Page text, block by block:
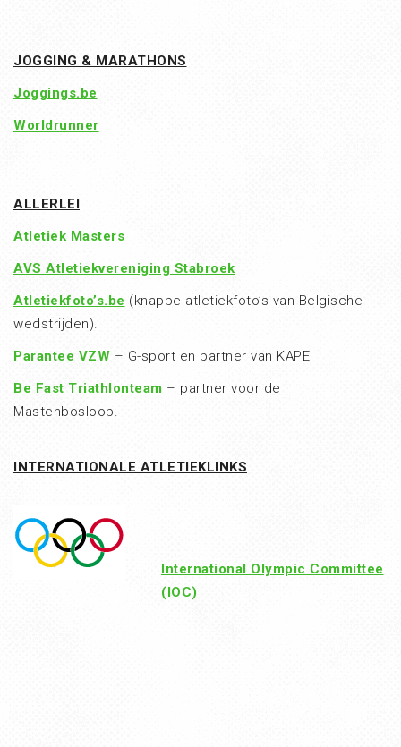
JOGGING & MARATHONS
Joggings.be
Worldrunner
ALLERLEI
Atletiek Masters
AVS Atletiekvereniging Stabroek
Atletiekfoto’s.be (knappe atletiekfoto’s van Belgische
wedstrijden).
Parantee VZW – G-sport en partner van KAPE
Be Fast Triathlonteam – partner voor de
Mastenbosloop.
INTERNATIONALE ATLETIEKLINKS
International Olympic Committee
(IOC)